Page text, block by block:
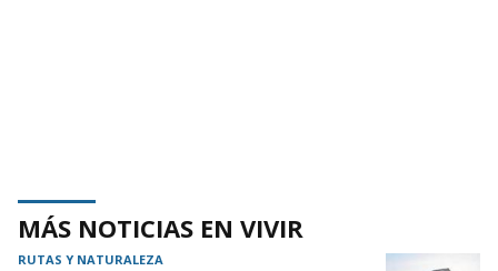
MÁS NOTICIAS EN VIVIR
RUTAS Y NATURALEZA